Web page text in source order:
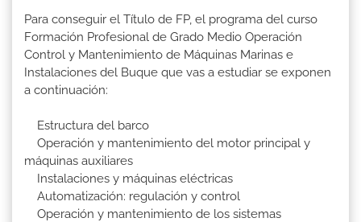
Para conseguir el Título de FP, el programa del curso
Formación Profesional de Grado Medio Operación
Control y Mantenimiento de Máquinas Marinas e
Instalaciones del Buque que vas a estudiar se exponen
a continuación:
Estructura del barco
Operación y mantenimiento del motor principal y
máquinas auxiliares
Instalaciones y máquinas eléctricas
Automatización: regulación y control
Operación y mantenimiento de los sistemas